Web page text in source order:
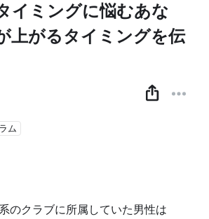
イミングに悩むあな
上がるタイミングを伝
ム
のクラブに所属していた男性は